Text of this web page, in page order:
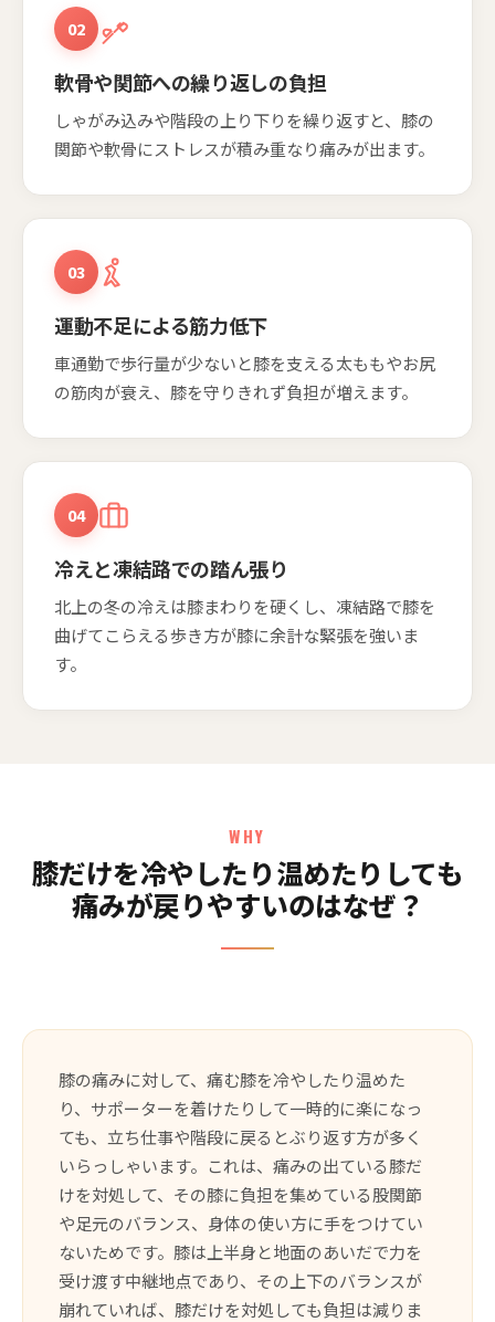
02
軟骨や関節への繰り返しの負担
しゃがみ込みや階段の上り下りを繰り返すと、膝の
関節や軟骨にストレスが積み重なり痛みが出ます。
03
運動不足による筋力低下
車通勤で歩行量が少ないと膝を支える太ももやお尻
の筋肉が衰え、膝を守りきれず負担が増えます。
04
冷えと凍結路での踏ん張り
北上の冬の冷えは膝まわりを硬くし、凍結路で膝を
曲げてこらえる歩き方が膝に余計な緊張を強いま
す。
WHY
膝だけを冷やしたり温めたりしても
痛みが戻りやすいのはなぜ？
膝の痛みに対して、痛む膝を冷やしたり温めた
り、サポーターを着けたりして一時的に楽になっ
ても、立ち仕事や階段に戻るとぶり返す方が多く
いらっしゃいます。これは、痛みの出ている膝だ
けを対処して、その膝に負担を集めている股関節
や足元のバランス、身体の使い方に手をつけてい
ないためです。膝は上半身と地面のあいだで力を
受け渡す中継地点であり、その上下のバランスが
崩れていれば、膝だけを対処しても負担は減りま